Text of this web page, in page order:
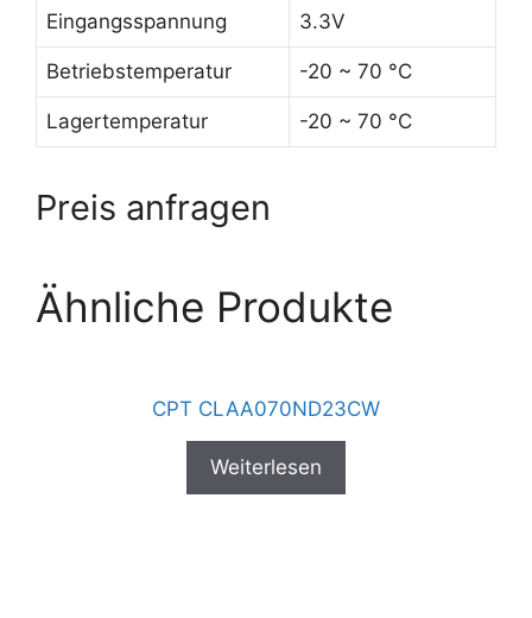
Eingangsspannung 3.3V
Betriebstemperatur -20 ~ 70 °C
Lagertemperatur -20 ~ 70 °C
Preis anfragen
Ähnliche Produkte
CPT CLAA070ND23CW
Weiterlesen